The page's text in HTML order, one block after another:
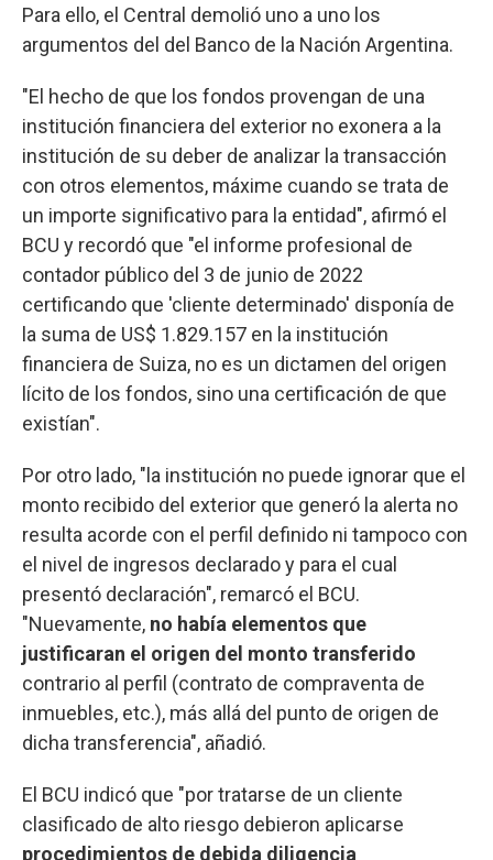
Para ello, el Central demolió uno a uno los
argumentos del del Banco de la Nación Argentina.
"El hecho de que los fondos provengan de una
institución financiera del exterior no exonera a la
institución de su deber de analizar la transacción
con otros elementos, máxime cuando se trata de
un importe significativo para la entidad", afirmó el
BCU y recordó que "el informe profesional de
contador público del 3 de junio de 2022
certificando que 'cliente determinado' disponía de
la suma de US$ 1.829.157 en la institución
financiera de Suiza, no es un dictamen del origen
lícito de los fondos, sino una certificación de que
existían".
Por otro lado, "la institución no puede ignorar que el
monto recibido del exterior que generó la alerta no
resulta acorde con el perfil definido ni tampoco con
el nivel de ingresos declarado y para el cual
presentó declaración", remarcó el BCU.
"Nuevamente, no había elementos que
justificaran el origen del monto transferido
contrario al perfil (contrato de compraventa de
inmuebles, etc.), más allá del punto de origen de
dicha transferencia", añadió.
El BCU indicó que "por tratarse de un cliente
clasificado de alto riesgo debieron aplicarse
procedimientos de debida diligencia